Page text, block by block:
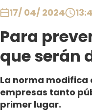
17/ 04/ 2024
Para
que serán
La norma modifica
empresas tanto
primer lugar.